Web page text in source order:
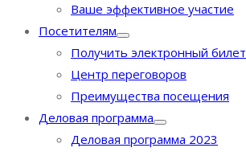
Ваше эффективное участие
Посетителям
Получить электронный билет
Центр переговоров
Преимущества посещения
Деловая программа
Деловая программа 2023